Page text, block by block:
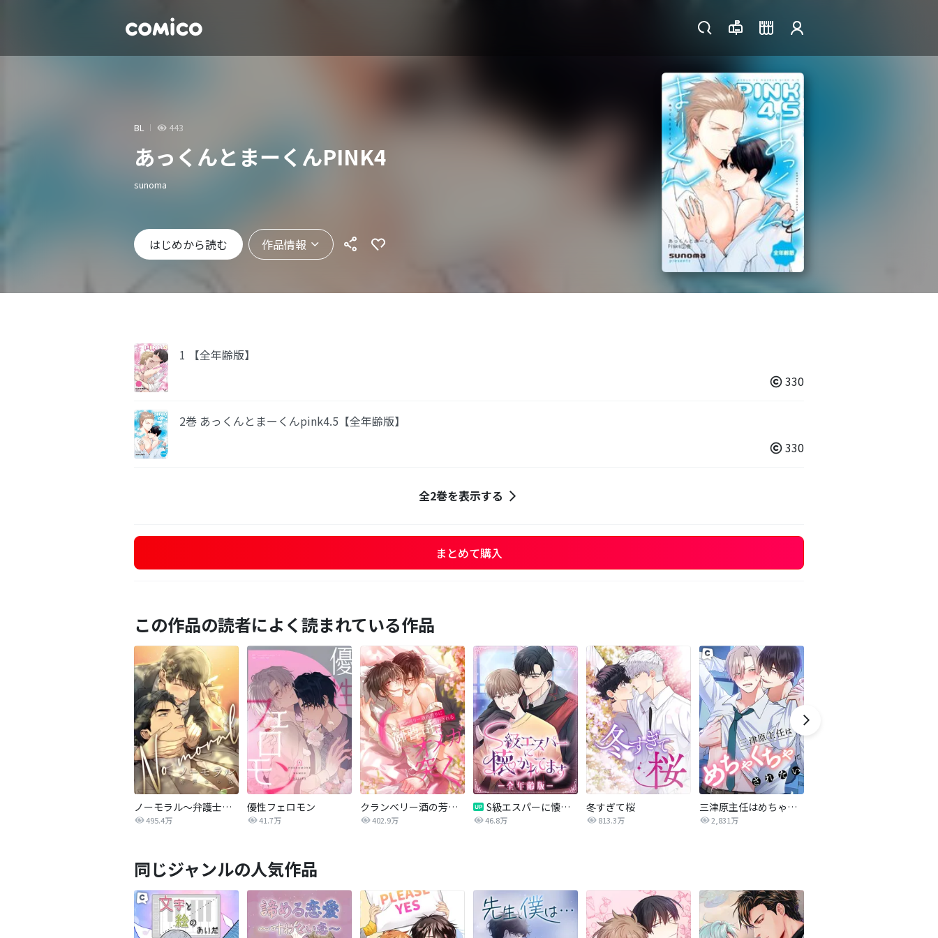
BL 443
あっくんとまーくんPINK4
sunoma
はじめから読む 作品情報
1 【全年齢版】
330
2巻 あっくんとまーくんpink4.5【全年齢版】
330
全2巻を表示する
まとめて購入
この作品の読者によく読まれている作品
ノーモラル～弁護士の掟～
495.4万
優性フェロモン
41.7万
クランベリー酒の芳りに惑わされる御曹司はオメガに突く
402.9万
S級エスパーに懐かれてます【全年齢版】
46.8万
冬すぎて桜
813.3万
三津原主任はめちゃくちゃにされたい
2,831万
同じジャンルの人気作品